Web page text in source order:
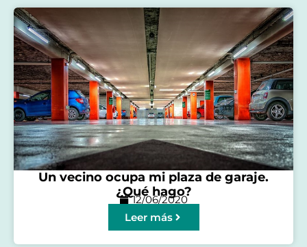
Un vecino ocupa mi plaza de garaje.
¿Qué hago?
12/06/2020
Leer más